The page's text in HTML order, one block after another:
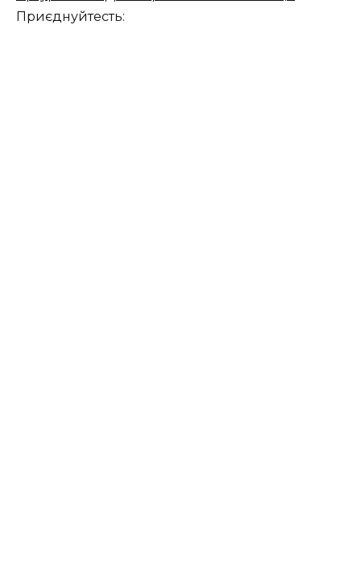
Приєднуйтесть: